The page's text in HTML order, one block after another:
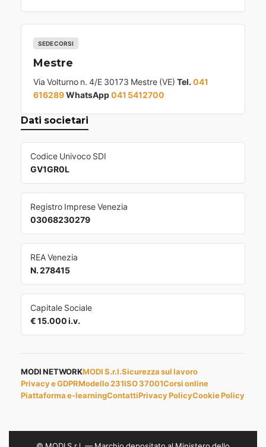
SEDE CORSI
Mestre
Via Volturno n. 4/E 30173 Mestre (VE) Tel. 041
616289WhatsApp041 5412700
Dati societari
Codice Univoco SDI
GV1GR0L
Registro Imprese Venezia
03068230279
REA Venezia
N. 278415
Capitale Sociale
€ 15.000 i.v.
MODI NETWORKMODI S.r.l.Sicurezza sul lavoro
Privacy e GDPRModello 231ISO 37001Corsi online
Piattaforma e-learningContattiPrivacy PolicyCookie Policy